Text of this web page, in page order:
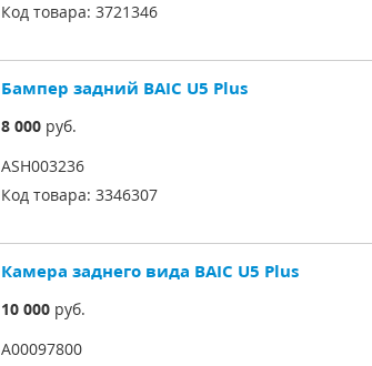
Код товара: 3721346
Бампер задний BAIC U5 Plus
8 000руб.
ASH003236
Код товара: 3346307
Камера заднего вида BAIC U5 Plus
10 000руб.
A00097800